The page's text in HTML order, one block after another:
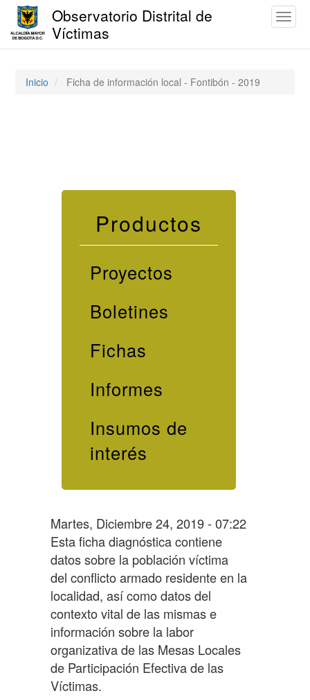
Pasar
contenido
Observatorio Distrital de
Víctimas
Inicio Ficha de información local - Fontibón - 2019
Productos
Proyectos
Boletines
Fichas
Informes
Insumos de
interés
Martes, Diciembre 24, 2019 - 07:22
Esta ficha diagnóstica contiene
datos sobre la población víctima
del conflicto armado residente en la
localidad, así como datos del
contexto vital de las mismas e
información sobre la labor
organizativa de las Mesas Locales
de Participación Efectiva de las
Víctimas.